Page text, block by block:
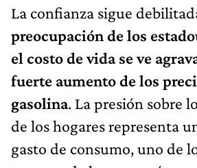
La confianza sigue
preocupación de los
el costo de vida se ve
fuerte aumento de los
gasolina. La presión sobre
de los hogares representa
gasto de consumo, uno de